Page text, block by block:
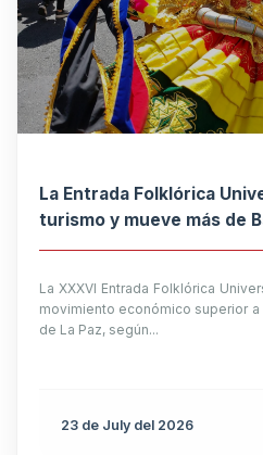
La Entrada Folklórica
turismo y mueve más de
La XXXVI Entrada Folklórica
movimiento económico superior a
de La Paz, según...
23 de July del 2026